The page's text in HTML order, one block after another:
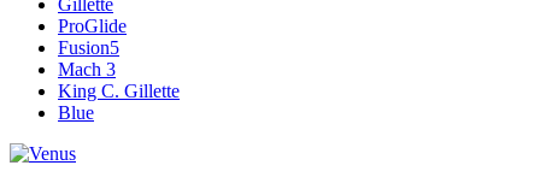
Gillette
ProGlide
Fusion5
Mach 3
King C. Gillette
Blue